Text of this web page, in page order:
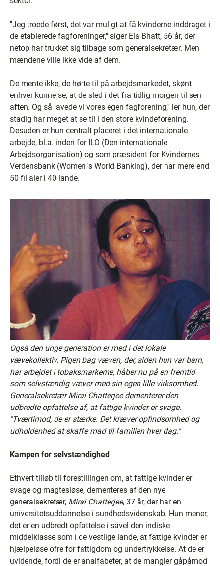
''Jeg troede først, det var muligt at få kvinderne inddraget i
de etablerede fagforeninger,'' siger Ela Bhatt, 56 år, der
netop har trukket sig tilbage som generalsekretær. Men
mændene ville ikke vide af dem.
De mente ikke, de hørte til på arbejdsmarkedet, skønt
enhver kunne se, at de sled i det fra tidlig morgen til sen
aften. Og så lavede vi vores egen fagforening,'' ler hun, der
stadig har meget at se til i den store kvindeforening.
Desuden er hun centralt placeret i det internationale
arbejde, bl.a. inden for ILO (Den internationale
Arbejdsorganisation) og som præsident for Kvindernes
Verdensbank (Women`s World Banking), der har mere end
50 filialer i 40 lande.
Også den unge generation er med i det lokale
vævekollektiv. Pigen bag væven, der, siden hun var barn,
har arbejdet i tobaksmarkerne, håber nu på en fremtid
som selvstændig væver med sin egen lille virksomhed.
Generalsekretær Mirai Chatterjee dementerer den
udbredte opfattelse af, at fattige kvinder er svage.
''Tværtimod, de er stærke. Det kræver opfindsomhed og
udholdenhed at skaffe mad til familien hver dag."
Kampen for selvstændighed
Ethvert tilløb til forestillingen om, at fattige kvinder er
svage og magtesløse, dementeres af den nye
generalsekretær, Mirai Chatterjee, 37 år, der har en
universitetsuddannelse i sundhedsvidenskab. Hun mener,
det er en udbredt opfattelse i såvel den indiske
middelklasse som i de vestlige lande, at fattige kvinder er
hjælpeløse ofre for fattigdom og undertrykkelse. At de er
uvidende, fordi de er analfabeter, at de mangler gåpåmod